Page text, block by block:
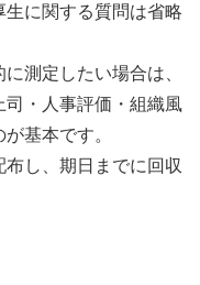
に関する質問は省略
測定したい場合は、
・人事評価・組織風
基本です。
し、期日までに回収